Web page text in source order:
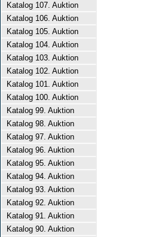
Katalog 107. Auktion
Katalog 106. Auktion
Katalog 105. Auktion
Katalog 104. Auktion
Katalog 103. Auktion
Katalog 102. Auktion
Katalog 101. Auktion
Katalog 100. Auktion
Katalog 99. Auktion
Katalog 98. Auktion
Katalog 97. Auktion
Katalog 96. Auktion
Katalog 95. Auktion
Katalog 94. Auktion
Katalog 93. Auktion
Katalog 92. Auktion
Katalog 91. Auktion
Katalog 90. Auktion